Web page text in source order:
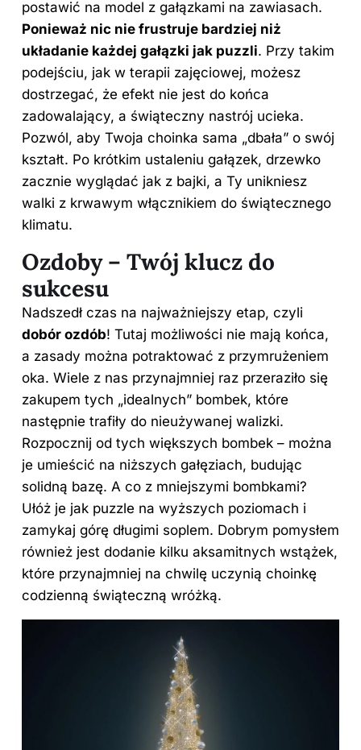
postawić na model z gałązkami na zawiasach.
Ponieważ nic nie frustruje bardziej niż
układanie każdej gałązki jak puzzli. Przy takim
podejściu, jak w terapii zajęciowej, możesz
dostrzegać, że efekt nie jest do końca
zadowalający, a świąteczny nastrój ucieka.
Pozwól, aby Twoja choinka sama „dbała” o swój
kształt. Po krótkim ustaleniu gałązek, drzewko
zacznie wyglądać jak z bajki, a Ty unikniesz
walki z krwawym włącznikiem do świątecznego
klimatu.
Ozdoby – Twój klucz do
sukcesu
Nadszedł czas na najważniejszy etap, czyli
dobór ozdób! Tutaj możliwości nie mają końca,
a zasady można potraktować z przymrużeniem
oka. Wiele z nas przynajmniej raz przeraziło się
zakupem tych „idealnych” bombek, które
następnie trafiły do nieużywanej walizki.
Rozpocznij od tych większych bombek – można
je umieścić na niższych gałęziach, budując
solidną bazę. A co z mniejszymi bombkami?
Ułóż je jak puzzle na wyższych poziomach i
zamykaj górę długimi soplem. Dobrym pomysłem
również jest dodanie kilku aksamitnych wstążek,
które przynajmniej na chwilę uczynią choinkę
codzienną świąteczną wróżką.